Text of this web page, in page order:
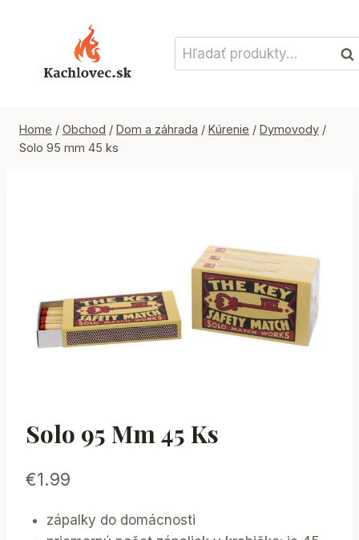
Hľadať:
Home / Obchod / Dom a záhrada / Kúrenie / Dymovody /
Solo 95 mm 45 ks
Solo 95 Mm 45 Ks
€1.99
zápalky do domácnosti